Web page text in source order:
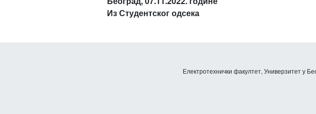
Из Студентског одсека
Електротехнички факултет, Универзитет у